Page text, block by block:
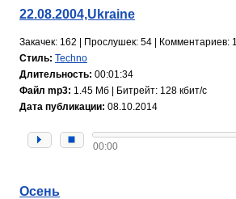
22.08.2004,Ukraine
Закачек: 162 | Прослушек: 54 | Комментариев: 1
Стиль: Techno
Длительность: 00:01:34
Файл mp3: 1.45 Мб | Битрейт: 128 кбит/с
Дата публикации: 08.10.2014
00:00
Осень